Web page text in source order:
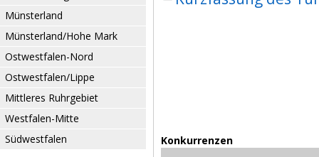
Münsterland
Münsterland/Hohe Mark
Ostwestfalen-Nord
Ostwestfalen/Lippe
Mittleres Ruhrgebiet
Westfalen-Mitte
Südwestfalen
Konkurrenzen